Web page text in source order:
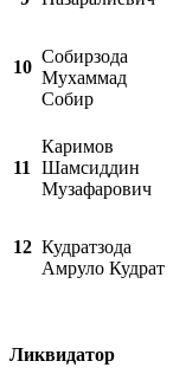
10
Собирзода
Мухаммад
Собир
11
Каримов
Шамсиддин
Музафарович
12 Кудратзода
Амруло Кудрат
Ликвидатор